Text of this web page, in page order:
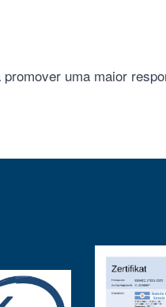
uma maior